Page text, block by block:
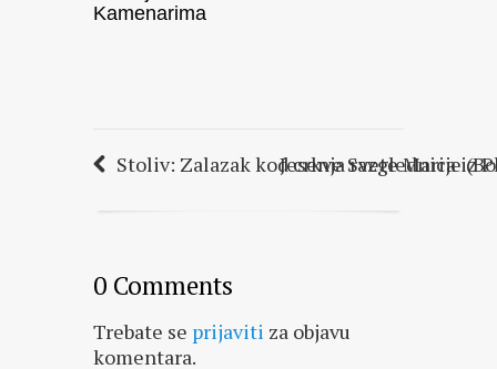
Kamenarima
Stoliv: Zalazak kod crkve Svete Marije
Jesenja razglednica iz
0 Comments
Trebate se prijaviti za objavu
komentara.